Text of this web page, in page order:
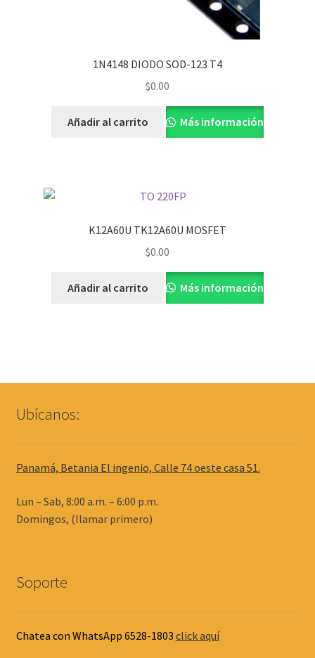
1N4148 DIODO SOD-123 T4
$0.00
Añadir al carrito Más información
K12A60U TK12A60U MOSFET
$0.00
Añadir al carrito Más información
Ubícanos:
Panamá, Betania El ingenio, Calle 74 oeste casa 51.
Lun – Sab, 8:00 a.m. – 6:00 p.m.
Domingos, (llamar primero)
Soporte
Chatea con WhatsApp 6528-1803 click aquí